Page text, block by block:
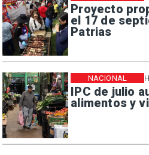
Proyecto
el 17 de
Patrias
IPC de julio
alimentos y
NACIONAL